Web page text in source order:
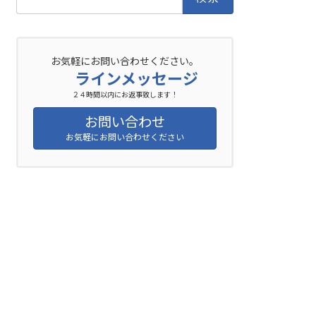
お気軽にお問い合わせください。
ラインメッセージ
２４時間以内にお返事致します！
お問い合わせ
お気軽にお問い合わせください